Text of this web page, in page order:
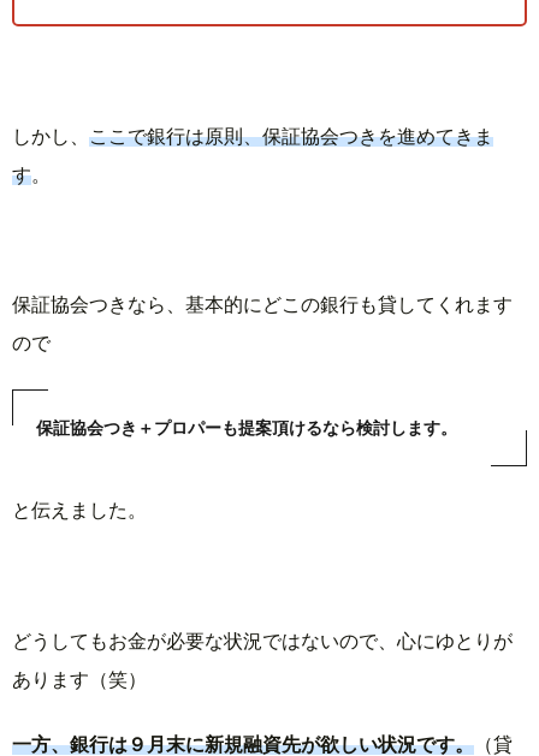
しかし、 ここで銀行は原則、保証協会つきを進めてきま
す
保証協会つきなら、基本的にどこの銀行も貸してくれます
ので
保証協会つき＋プロパーも提案頂けるなら検討します。
と伝えました。
どうしてもお金が必要な状況ではないので、心にゆとりが
あります（笑）
一方、銀行は９月末に新規融資先が欲しい状況です。 （貸